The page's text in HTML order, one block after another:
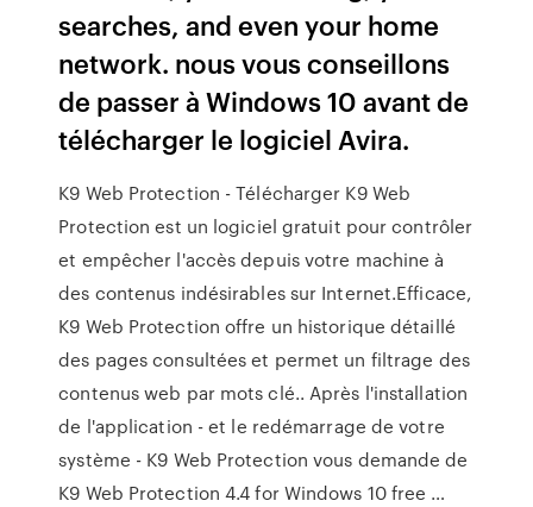
searches, and even your home
network. nous vous conseillons
de passer à Windows 10 avant de
télécharger le logiciel Avira.
K9 Web Protection - Télécharger K9 Web
Protection est un logiciel gratuit pour contrôler
et empêcher l'accès depuis votre machine à
des contenus indésirables sur Internet.Efficace,
K9 Web Protection offre un historique détaillé
des pages consultées et permet un filtrage des
contenus web par mots clé.. Après l'installation
de l'application - et le redémarrage de votre
système - K9 Web Protection vous demande de
K9 Web Protection 4.4 for Windows 10 free …